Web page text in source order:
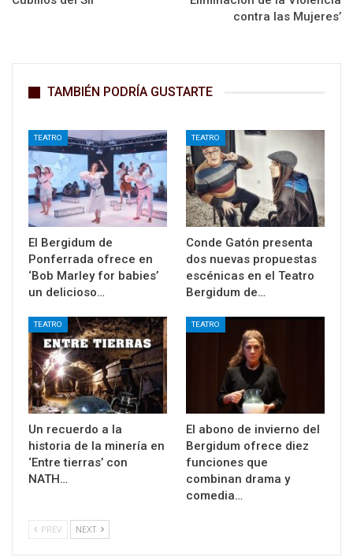
contra las Mujeres’
TAMBIÉN PODRÍA GUSTARTE
TEATRO
El Bergidum de
Ponferrada ofrece en
‘Bob Marley for babies’
un delicioso…
TEATRO
Conde Gatón presenta
dos nuevas propuestas
escénicas en el Teatro
Bergidum de…
TEATRO
Un recuerdo a la
historia de la minería en
‘Entre tierras’ con
NATH…
TEATRO
El abono de invierno del
Bergidum ofrece diez
funciones que
combinan drama y
comedia…
PREV NEXT